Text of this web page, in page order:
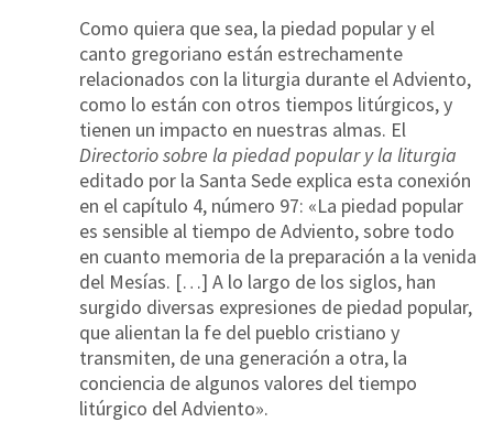
Como quiera que sea, la piedad popular y el
canto gregoriano están estrechamente
relacionados con la liturgia durante el Adviento,
como lo están con otros tiempos litúrgicos, y
tienen un impacto en nuestras almas. El
Directorio sobre la piedad popular y la liturgia
editado por la Santa Sede explica esta conexión
en el capítulo 4, número 97: «La piedad popular
es sensible al tiempo de Adviento, sobre todo
en cuanto memoria de la preparación a la venida
del Mesías. […] A lo largo de los siglos, han
surgido diversas expresiones de piedad popular,
que alientan la fe del pueblo cristiano y
transmiten, de una generación a otra, la
conciencia de algunos valores del tiempo
litúrgico del Adviento».